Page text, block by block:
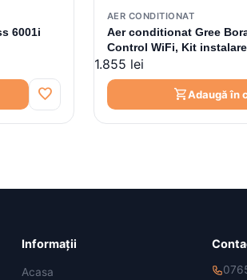
6001i
favorite
AER CONDITIONAT
Aer conditionat Gree
Control WiFi, Kit
1.855 lei
shopping_cartAdaugă în
Informații
Acasa